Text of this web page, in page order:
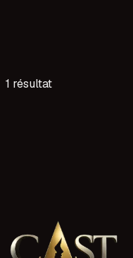
1 résultat
atmak, şansınızı
deneme çekimlerine iyi
sürecinde özgün ve
1 Mayıs 2026